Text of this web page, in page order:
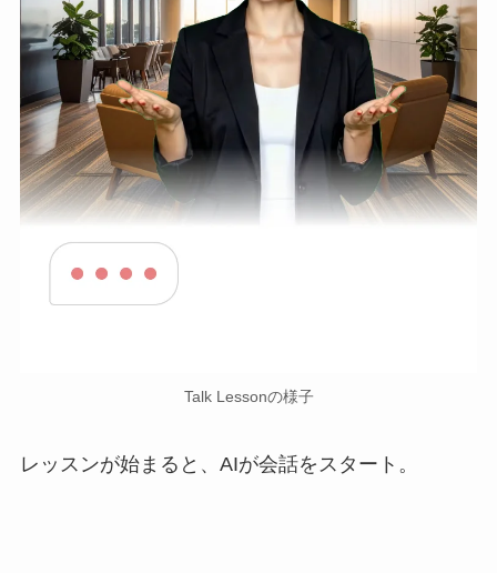
Talk Lessonの様子
レッスンが始まると、AIが会話をスタート。